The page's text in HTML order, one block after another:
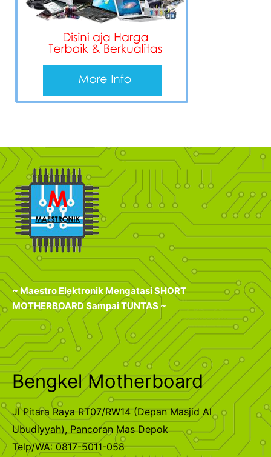
~ Maestro Elektronik Mengatasi SHORT
MOTHERBOARD Sampai TUNTAS ~
Bengkel Motherboard
Jl Pitara Raya RT07/RW14 (Depan Masjid Al
Ubudiyyah), Pancoran Mas Depok
Telp/WA: 0817-5011-058